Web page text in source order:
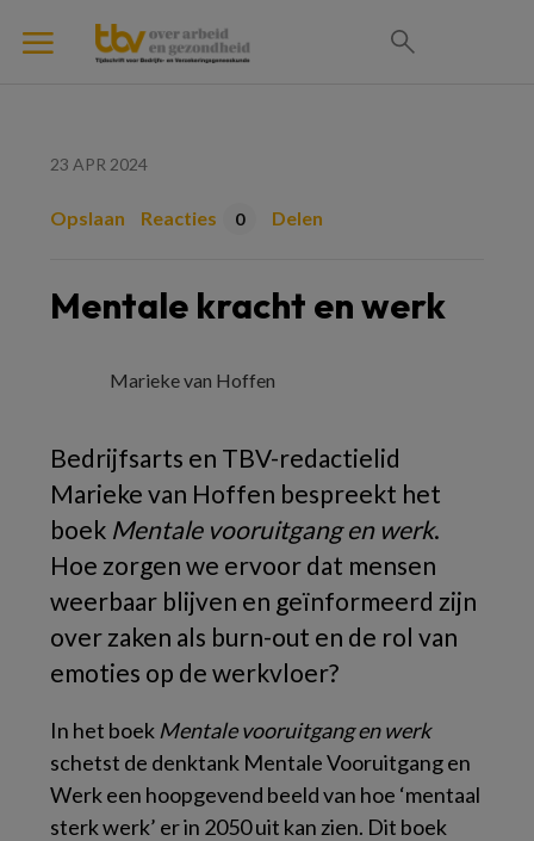
23 APR 2024
Opslaan Reacties 0 Delen
Mentale kracht en werk
Marieke van Hoffen
Bedrijfsarts en TBV-redactielid
Marieke van Hoffen bespreekt het
boek Mentale vooruitgang en werk.
Hoe zorgen we ervoor dat mensen
weerbaar blijven en geïnformeerd zijn
over zaken als burn-out en de rol van
emoties op de werkvloer?
In het boek Mentale vooruitgang en werk
schetst de denktank Mentale Vooruitgang en
Werk een hoopgevend beeld van hoe ‘mentaal
sterk werk’ er in 2050 uit kan zien. Dit boek